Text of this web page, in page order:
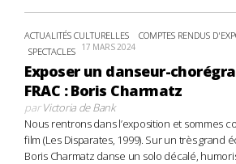
ACTUALITÉS CULTURELLES COMPTES RENDUS
SPECTACLES 17 MARS 2024
Exposer un danseur-
FRAC : Boris Charmatz
parVictoria de Bank
Nous rentrons dans l’exposition et sommes
film (Les Disparates, 1999). Sur un très grand
Boris Charmatz danse un solo décalé,